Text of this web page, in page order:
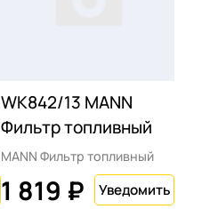
WK842/13 MANN
Фильтр топливный
MANN Фильтр топливный
1 819 ₽